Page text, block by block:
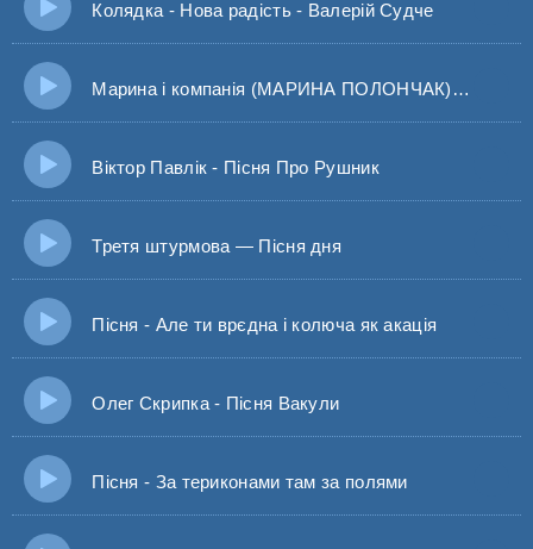
Колядка - Нова радість - Валерій Судче
Марина і компанія (МАРИНА ПОЛОНЧАК) - САМА ПʼЮ, САМА НАЛИВАЮ (НОВА ВЕРСІЯ 2025)
Віктор Павлік - Пісня Про Рушник
Третя штурмова — Пісня дня
Пісня - Але ти врєдна і колюча як акація
Олег Скрипка - Пісня Вакули
Пісня - За териконами там за полями